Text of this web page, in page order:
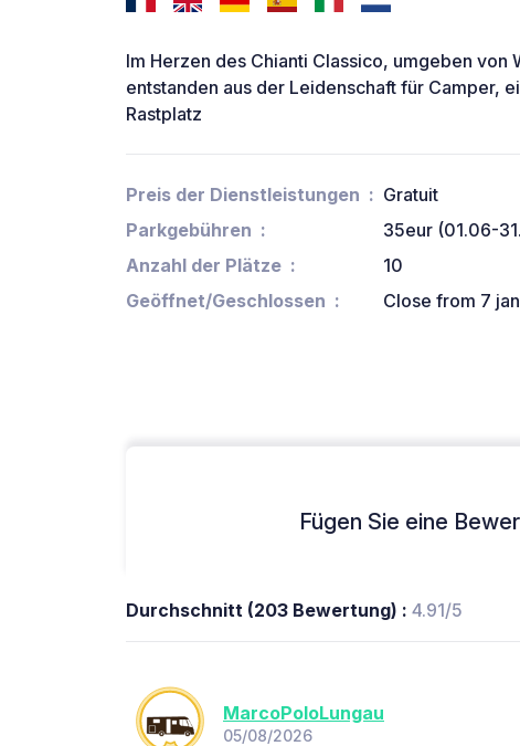
Im Herzen des Chianti Classico, umgeben von
entstanden aus der Leidenschaft für Camper,
Rastplatz
Preis der Dienstleistungen
Gratuit
Parkgebühren
35eur (01.06-
Anzahl der Plätze
10
Geöffnet/Geschlossen
Close from 7
Fügen Sie eine
Durchschnitt (203 Bewertung) : 4.91/5
MarcoPoloLungau
05/08/2026